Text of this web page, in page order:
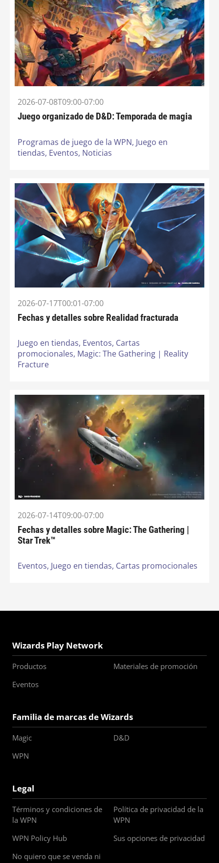
2026-07-08T09:00-07:00
Juego organizado de D&D: Temporada de magia
Programas de juego de la WPN, Juego en
tiendas, Eventos, Noticias
2026-07-17T00:01-07:00
Fechas y detalles sobre Realidad fracturada
Juego en tiendas, Eventos, Cartas
promocionales, Magic: The Gathering | Reality
Fracture
2026-07-14T09:00-07:00
Fechas y detalles sobre Magic: The Gathering |
Star Trek™
Eventos, Juego en tiendas, Cartas promocionales
Wizards Play Network
Productos
Materiales de promoción
Eventos
Familia de marcas de Wizards
Magic
D&D
WPN
Legal
Términos y condiciones de
la WPN
Política de privacidad de la
WPN
WPN Policy Hub
Sus opciones de privacidad
No quiero que se venda ni